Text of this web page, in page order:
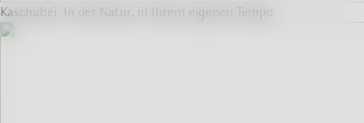
Kaschubei. In der Natur, in Ihrem eigenen Tempo